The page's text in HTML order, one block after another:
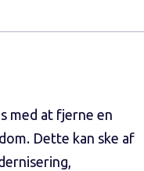
med at fjerne en
Dette kan ske af